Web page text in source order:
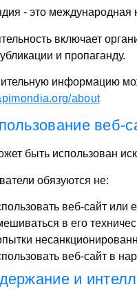
- это международная
включает
и пропаганду.
информацию
about
веб-
быть использован
обязуются не:
веб-сайт или
в его
веб-сайт в
и